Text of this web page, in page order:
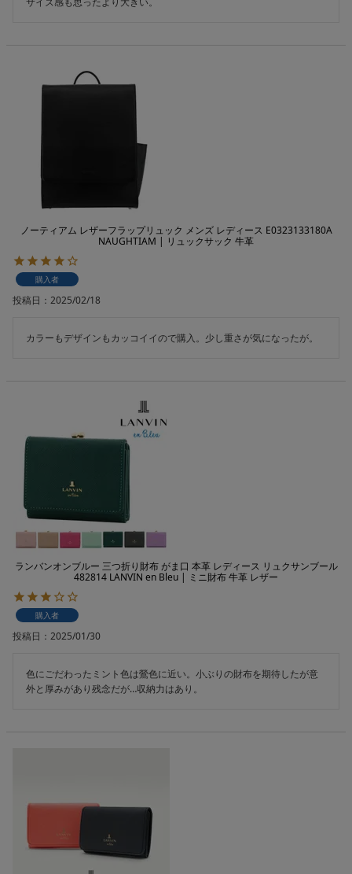
ノーティアム レザーフラップリュック メンズ レディース E0323133180A
NAUGHTIAM | リュックサック 牛革
購入者
投稿日 2025/02/18
カラーもデザインもカッコイイので購入。少し重さが気になったが。
ランバンオンブルー 三つ折り財布 がま口 本革 レディース リュクサンブール
482814 LANVIN en Bleu | ミニ財布 牛革 レザー
購入者
投稿日 2025/01/30
色にごだわったミント色は鶯色に近い。小ぶりの財布を期待したが意
外と厚みがあり残念だが…収納力はあり。